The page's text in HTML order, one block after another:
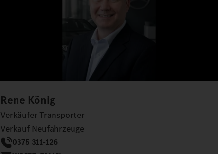
Rene König
Verkäufer Transporter
Verkauf Neufahrzeuge
0375 311-126